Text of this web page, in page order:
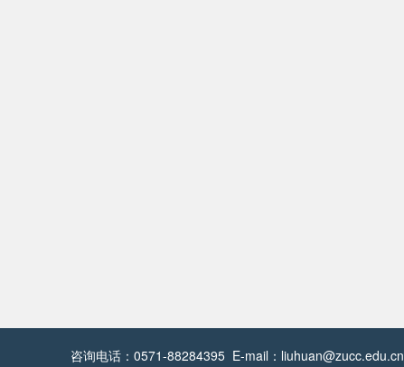
咨询电话：0571-88284395 E-mail：liuhuan@zucc.edu.cn